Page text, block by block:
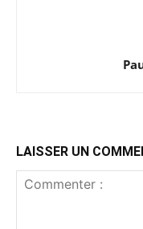
LAISSER UN